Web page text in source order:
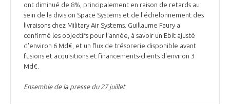
INTERNATIONALISATION
ont diminué de 8%, principalement en raison de retards au
sein de la division Space Systems et de l'échelonnement des
livraisons chez Military Air Systems. Guillaume Faury a
confirmé les objectifs pour l'année, à savoir un Ebit ajusté
d'environ 6 Md€, et un flux de trésorerie disponible avant
fusions et acquisitions et financements-clients d'environ 3
Md€.
Ensemble de la presse du 27 juillet